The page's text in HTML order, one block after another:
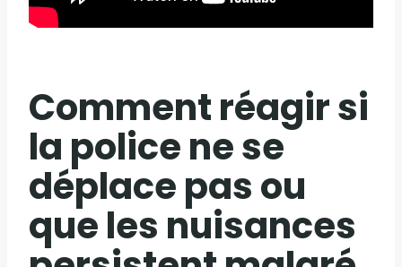
Comment réagir si
la police ne se
déplace pas ou
que les nuisances